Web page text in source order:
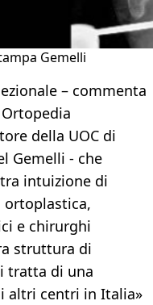
Gemelli
– commenta
della UOC di
Gemelli - che
intuizione di
ortoplastica,
e chirurghi
struttura di
tratta di una
altri centri in Italia»